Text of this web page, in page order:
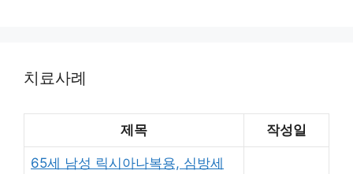
치료사례
제목 작성일
65세 남성 릭시아나복용, 심방세